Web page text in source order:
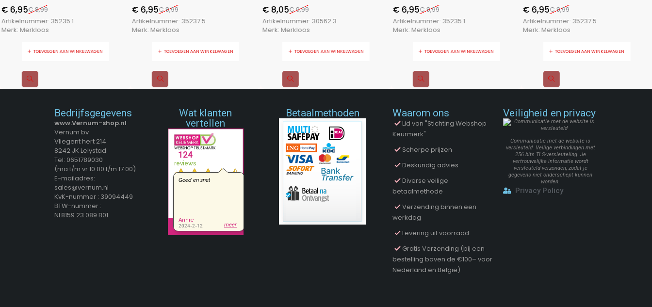
€8,99
€6,95
Artikelnummer: 35235.1
Merk: Merkloos
TOEVOEGEN AAN WINKELWAGEN
€8,99
€6,95
Artikelnummer: 35237.5
Merk: Merkloos
TOEVOEGEN AAN WINKELWAGEN
€9,99
€8,05
Artikelnummer: 30562.3
Merk: Merkloos
TOEVOEGEN AAN WINKELWAGEN
€8,99
€6,95
Artikelnummer: 35235.1
Merk: Merkloos
TOEVOEGEN AAN WINKELWAGEN
€8,99
€6,95
Artikelnummer: 35237.5
Merk:Merkloos
TOEVOEGEN AAN WINKELWAGEN
Bedrijfsgegevens
www.Vernum-shop.nl
Vernum bv
Vliegent hert 214
8242 JK Lelystad
Tel: 0651789030
(ma t/m vr 10:00 t/m 17:00)
E-mailadres:
sales@vernum.nl
KvK-nummer : 39094449
BTW-nummer :
NL8159.23.089.B01
Wat klanten
vertellen
Betaalmethoden Waarom ons
Lid van "Stichting Webshop
Keurmerk"
Scherpe prijzen
Deskundig advies
Diverse veilige
betaalmethode
Verzending binnen een
werkdag
Levering uit voorraad
Gratis Verzending (bij een
bestelling boven de €100– voor
Nederland en België)
Veiligheid en privacy
Communicatie met de website is
versleuteld. Veilige verbindingen met
256 bits TLS-versleuteling. Je
vertrouwelijke informatie wordt
versleuteld verzonden, zodat je
gegevens niet onderschept kunnen
worden.
Privacy Policy